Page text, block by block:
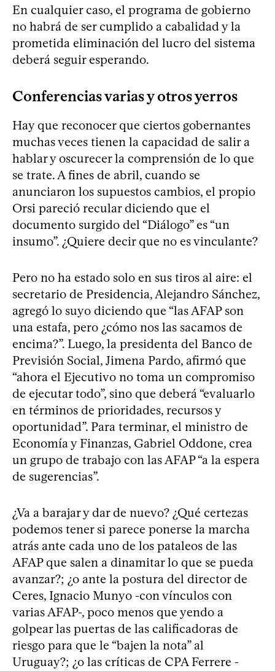
En cualquier caso, el programa de gobierno
no habrá de ser cumplido a cabalidad y la
prometida eliminación del lucro del sistema
deberá seguir esperando.
Conferencias varias y otros yerros
Hay que reconocer que ciertos gobernantes
muchas veces tienen la capacidad de salir a
hablar y oscurecer la comprensión de lo que
se trate. A fines de abril, cuando se
anunciaron los supuestos cambios, el propio
Orsi pareció recular diciendo que el
documento surgido del “Diálogo” es “un
insumo”. ¿Quiere decir que no es vinculante?
Pero no ha estado solo en sus tiros al aire: el
secretario de Presidencia, Alejandro Sánchez,
agregó lo suyo diciendo que “las AFAP son
una estafa, pero ¿cómo nos las sacamos de
encima?”. Luego, la presidenta del Banco de
Previsión Social, Jimena Pardo, afirmó que
“ahora el Ejecutivo no toma un compromiso
de ejecutar todo”, sino que deberá “evaluarlo
en términos de prioridades, recursos y
oportunidad”. Para terminar, el ministro de
Economía y Finanzas, Gabriel Oddone, crea
un grupo de trabajo con las AFAP “a la espera
de sugerencias”.
¿Va a barajar y dar de nuevo? ¿Qué certezas
podemos tener si parece ponerse la marcha
atrás ante cada uno de los pataleos de las
AFAP que salen a dinamitar lo que se pueda
avanzar?; ¿o ante la postura del director de
Ceres, Ignacio Munyo -con vínculos con
varias AFAP-, poco menos que yendo a
golpear las puertas de las calificadoras de
riesgo para que le “bajen la nota” al
Uruguay?; ¿o las críticas de CPA Ferrere -